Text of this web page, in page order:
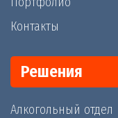
Контакты
Решения
Алкогольный отдел